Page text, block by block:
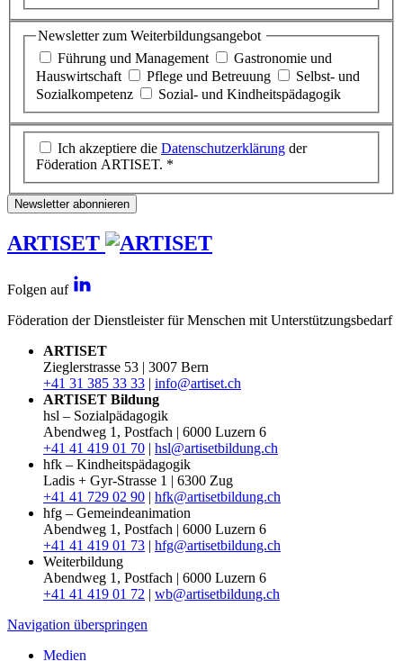
Newsletter zum Weiterbildungsangebot
Führung und Management
Gastronomie und
Hauswirtschaft
Pflege und Betreuung
Selbst- und
Sozialkompetenz
Sozial- und Kindheitspädagogik
Ich akzeptiere die Datenschutzerklärung der
Föderation ARTISET. *
Newsletter abonnieren
ARTISET
Folgen auf
Föderation der Dienstleister für Menschen mit Unterstützungsbedarf
ARTISET
Zieglerstrasse 53 | 3007 Bern
+41 31 385 33 33 | info@artiset.ch
ARTISET Bildung
hsl – Sozialpädagogik
Abendweg 1, Postfach | 6000 Luzern 6
+41 41 419 01 70 | hsl@artisetbildung.ch
hfk – Kindheitspädagogik
Ladis + Gyr-Strasse 1 | 6300 Zug
+41 41 729 02 90 | hfk@artisetbildung.ch
hfg – Gemeindeanimation
Abendweg 1, Postfach | 6000 Luzern 6
+41 41 419 01 73 | hfg@artisetbildung.ch
Weiterbildung
Abendweg 1, Postfach | 6000 Luzern 6
+41 41 419 01 72 | wb@artisetbildung.ch
Navigation überspringen
Medien